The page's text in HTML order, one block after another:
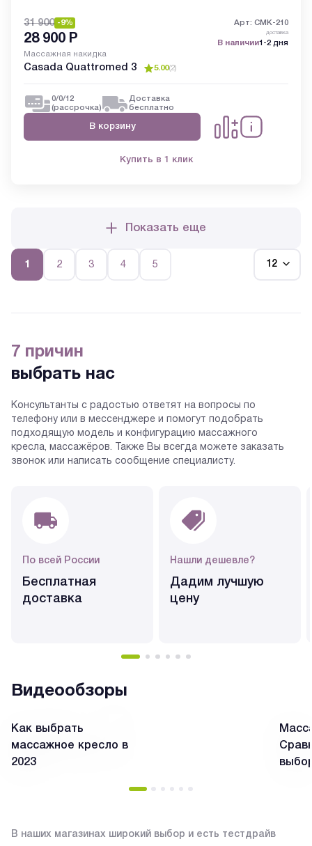
31 900 -9% Арт: CMK-210
28 900 Р доставка
В наличии1-2 дня
Массажная накидка
Casada Quattromed 3 5.00(2)
0/0/12
(рассрочка)
Доставка
бесплатно
В корзину
Купить в 1 клик
1 2 3 4 5
Показать еще
7 причин
выбрать нас
Консультанты с радостью ответят на вопросы по
телефону или в мессенджере и помогут подобрать
подходящую модель и конфигурацию массажного
кресла, массажёров. Также Вы всегда можете заказать
звонок или написать сообщение специалисту.
По всей России
Бесплатная
доставка
Нашли дешевле?
Дадим лучшую
цену
Видеообзоры
Как выбрать
массажное кресло в
2023
В наших магазинах широкий выбор и есть тестдрайв